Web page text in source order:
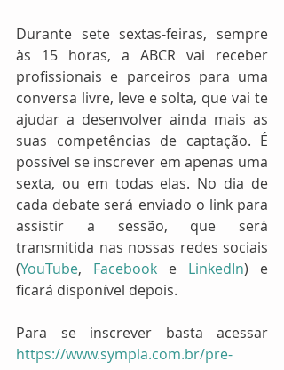
Durante sete sextas-feiras, sempre
às 15 horas, a ABCR vai receber
profissionais e parceiros para uma
conversa livre, leve e solta, que vai te
ajudar a desenvolver ainda mais as
suas competências de captação. É
possível se inscrever em apenas uma
sexta, ou em todas elas. No dia de
cada debate será enviado o link para
assistir a sessão, que será
transmitida nas nossas redes sociais
(YouTube, Facebook e LinkedIn) e
ficará disponível depois.
https://www.sympla.com.br/pre-